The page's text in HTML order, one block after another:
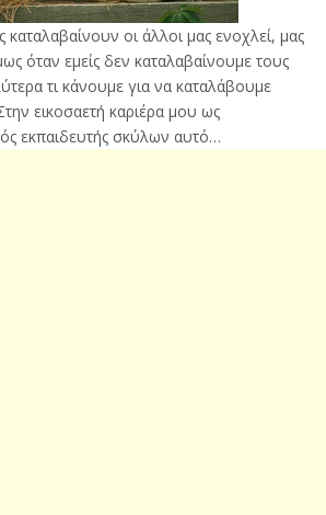
καταλαβαίνουν οι άλλοι μας ενοχλεί, μας
όταν εμείς δεν καταλαβαίνουμε τους
τι κάνουμε για να καταλάβουμε
εικοσαετή καριέρα μου ως
εκπαιδευτής σκύλων αυτό…